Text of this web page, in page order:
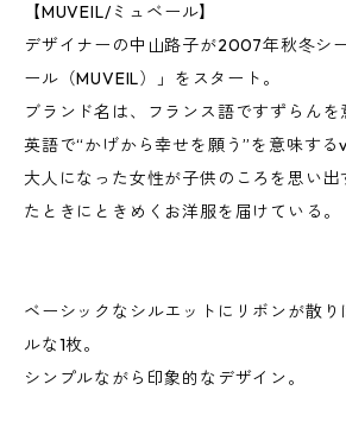
【MUVEIL/ミュベール】
デザイナーの中山路子が2007年秋冬シ
ール（MUVEIL）」をスタート。
ブランド名は、フランス語ですずらんを
英語で“かげから幸せを願う”を意味する
大人になった女性が子供のころを思い
たときにときめくお洋服を届けている。
ベーシックなシルエットにリボンが散り
ルな1枚。
シンプルながら印象的なデザイン。